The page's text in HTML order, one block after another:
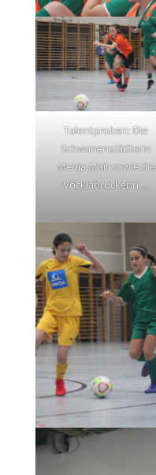
Talentproben: Die
Schwanenstädterin
Menja Mair sowie die
Vöcklabruckerin …